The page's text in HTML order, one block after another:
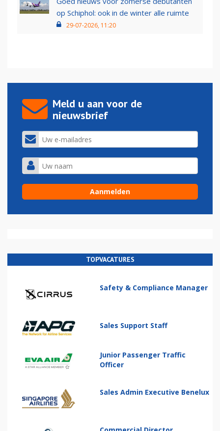
op Schiphol: ook in de winter alle ruimte
29-07-2026, 11:20
Meld u aan voor de
nieuwsbrief
TOPVACATURES
Safety & Compliance Manager
Sales Support Staff
Junior Passenger Traffic
Officer
Sales Admin Executive Benelux